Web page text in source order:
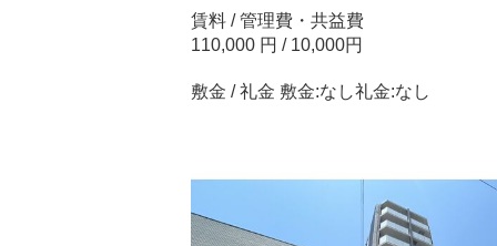
賃料 / 管理費・共益費
110,000 円 / 10,000円
敷金 / 礼金 敷金:なし礼金:なし